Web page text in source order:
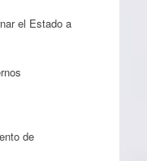
el Estado a
de